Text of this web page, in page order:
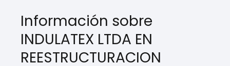
Información sobre
INDULATEX LTDA EN
REESTRUCTURACION